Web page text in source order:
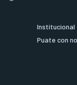
Institucional
Puate con